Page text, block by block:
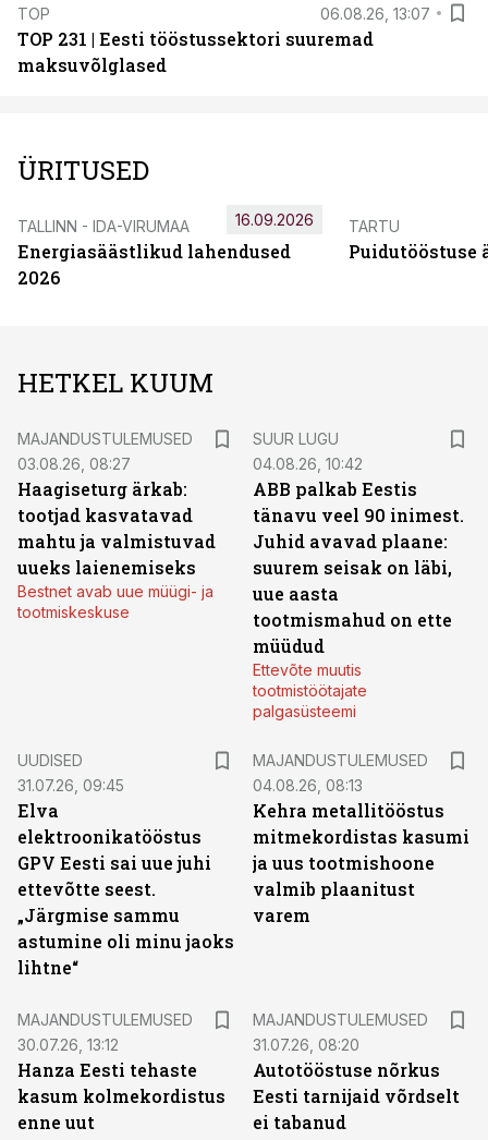
TOP 06.08.26, 13:07
TOP 231 | Eesti tööstussektori suuremad
maksuvõlglased
ÜRITUSED
TALLINN - IDA-VIRUMAA
Energiasäästlikud lahendused
2026
16.09.2026 TARTU
Puidutööstuse
HETKEL KUUM
MAJANDUSTULEMUSED
03.08.26, 08:27
Haagiseturg ärkab:
tootjad kasvatavad
mahtu ja valmistuvad
uueks laienemiseks
Bestnet avab uue müügi- ja
tootmiskeskuse
SUUR LUGU
04.08.26, 10:42
ABB palkab Eestis
tänavu veel 90 inimest.
Juhid avavad plaane:
suurem seisak on läbi,
uue aasta
tootmismahud on ette
müüdud
Ettevõte muutis
tootmistöötajate
palgasüsteemi
UUDISED
31.07.26, 09:45
Elva
elektroonikatööstus
GPV Eesti sai uue juhi
ettevõtte seest.
„Järgmise sammu
astumine oli minu jaoks
lihtne“
MAJANDUSTULEMUSED
04.08.26, 08:13
Kehra metallitööstus
mitmekordistas kasumi
ja uus tootmishoone
valmib plaanitust
varem
MAJANDUSTULEMUSED
30.07.26, 13:12
Hanza Eesti tehaste
kasum kolmekordistus
enne uut
MAJANDUSTULEMUSED
31.07.26, 08:20
Autotööstuse nõrkus
Eesti tarnijaid võrdselt
ei tabanud